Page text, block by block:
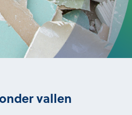
vallen